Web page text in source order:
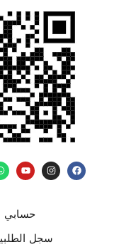
حسابي
سجل